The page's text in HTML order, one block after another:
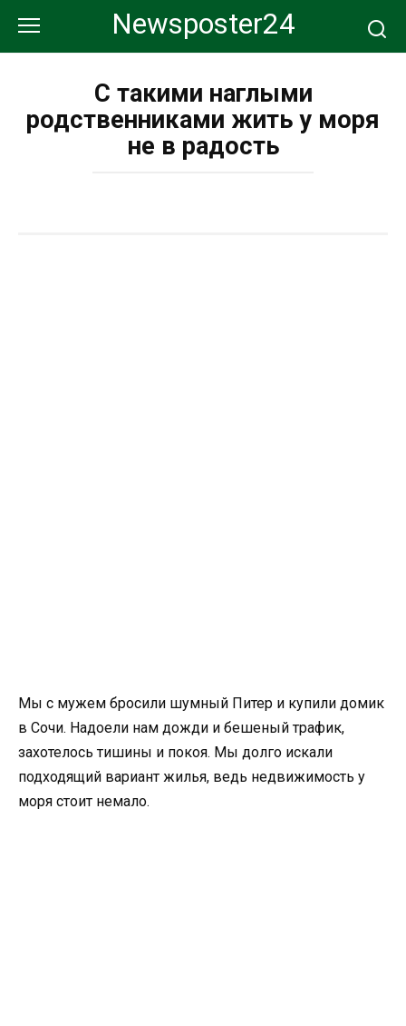
контенту
Newsposter24
С такими наглыми
родственниками жить у моря
не в радость
Мы с мужем бросили шумный Питер и купили домик
в Сочи. Надоели нам дожди и бешеный трафик,
захотелось тишины и покоя. Мы долго искали
подходящий вариант жилья, ведь недвижимость у
моря стоит немало.